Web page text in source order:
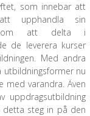
som innebar att
upphandla sin
kom att delta i
de leverera kurser
Med andra
nu
med varandra. Även
uppdragsutbildning
steg in på den